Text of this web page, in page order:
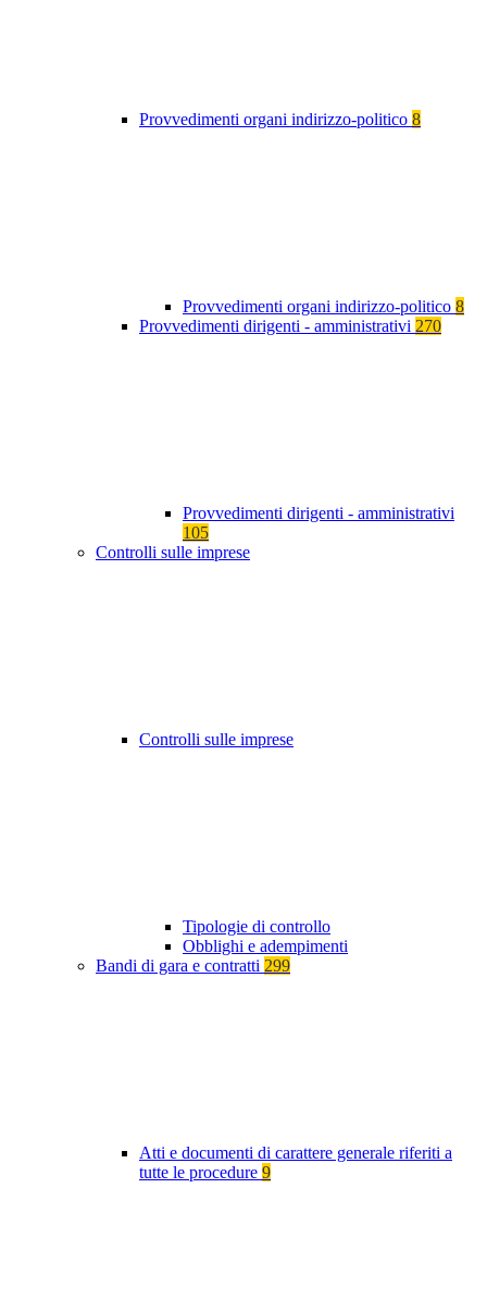
Provvedimenti organi indirizzo-politico 8
Provvedimenti organi indirizzo-politico 8
Provvedimenti dirigenti - amministrativi 270
Provvedimenti dirigenti - amministrativi
105
Controlli sulle imprese
Controlli sulle imprese
Tipologie di controllo
Obblighi e adempimenti
Bandi di gara e contratti 299
Atti e documenti di carattere generale riferiti a
tutte le procedure 9